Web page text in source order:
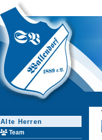
Alte Herren
Team